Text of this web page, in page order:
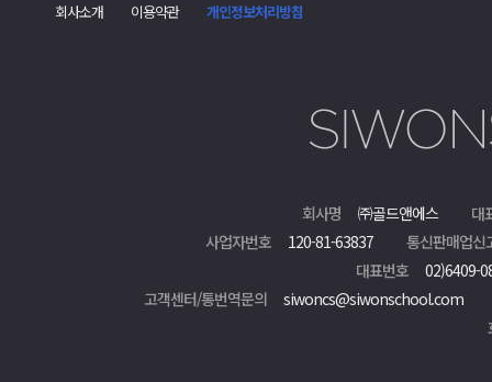
회사소개 이용약관 개인정보처리방침
회사명 ㈜골드앤에스
대
사업자번호
120-81-63837
통신판매업신
대표번호
02)6409-
고객센터/통번역문의
siwoncs@siwonschool.com